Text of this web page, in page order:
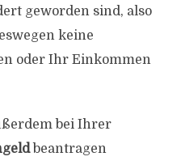
geworden sind, also
keine
oder Ihr Einkommen
bei Ihrer
beantragen